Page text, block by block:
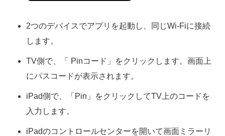
2つのデバイスでアプリを起動し、同じWi-Fiに接続
します。
TV側で、「 Pinコード」をクリックします。画面上
にパスコードが表示されます。
iPad側で、「Pin」をクリックしてTV上のコードを
入力します。
iPadのコントロールセンターを開いて画面ミラーリ